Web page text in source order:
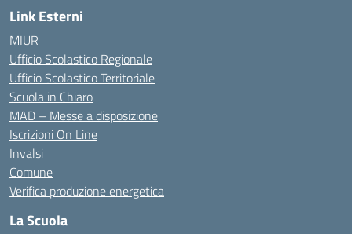
Link Esterni
MIUR
Ufficio Scolastico Regionale
Ufficio Scolastico Territoriale
Scuola in Chiaro
MAD – Messe a disposizione
Iscrizioni On Line
Invalsi
Comune
Verifica produzione energetica
La Scuola